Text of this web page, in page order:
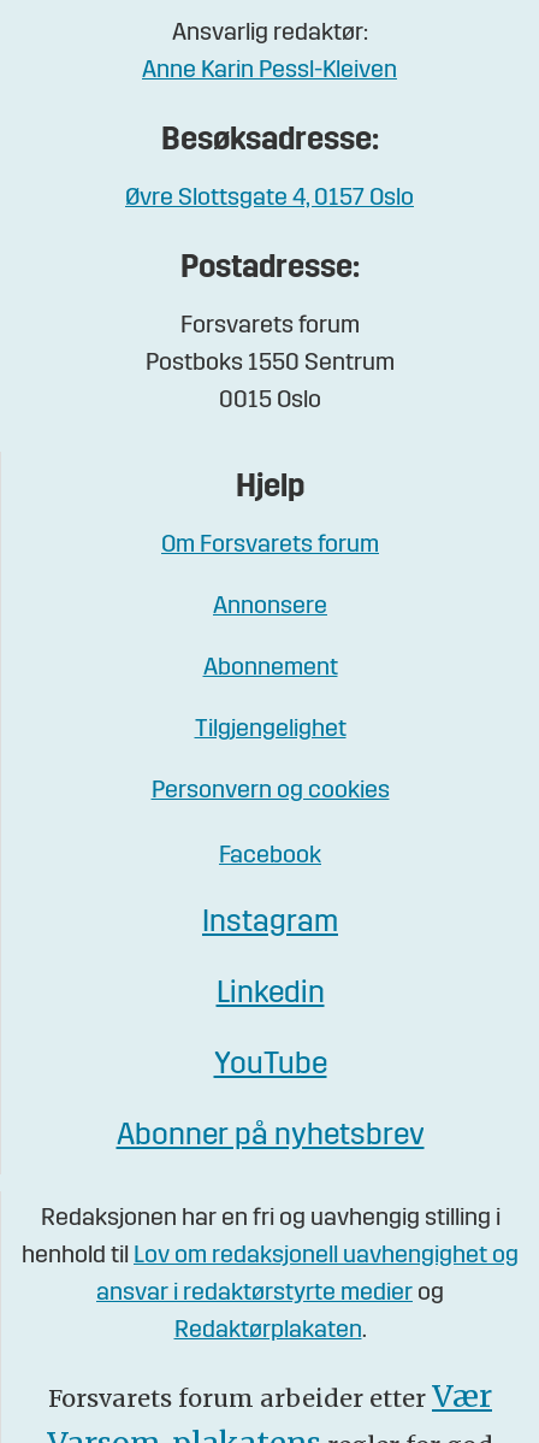
Ansvarlig redaktør:
Anne Karin Pessl-Kleiven
Besøksadresse:
Øvre Slottsgate 4, 0157 Oslo
Postadresse:
Forsvarets forum
Postboks 1550 Sentrum
0015 Oslo
Hjelp
Om Forsvarets forum
Annonsere
Abonnement
Tilgjengelighet
Personvern og cookies
Facebook
Instagram
Linkedin
YouTube
Abonner på nyhetsbrev
Redaksjonen har en fri og uavhengig stilling i
henhold til Lov om redaksjonell uavhengighet og
ansvar i redaktørstyrte medier og
Redaktørplakaten.
Forsvarets forum arbeider etter Vær